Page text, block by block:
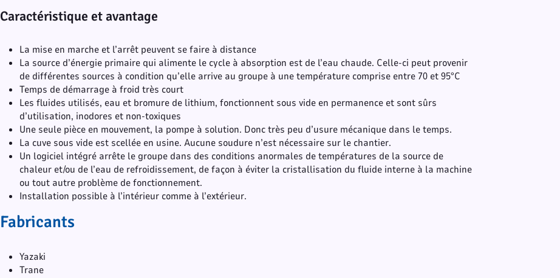
Caractéristique et avantage
La mise en marche et l’arrêt peuvent se faire à distance
La source d’énergie primaire qui alimente le cycle à absorption est de l’eau chaude. Celle-ci peut provenir
de différentes sources à condition qu’elle arrive au groupe à une température comprise entre 70 et 95°C
Temps de démarrage à froid très court
Les fluides utilisés, eau et bromure de lithium, fonctionnent sous vide en permanence et sont sûrs
d’utilisation, inodores et non-toxiques
Une seule pièce en mouvement, la pompe à solution. Donc très peu d’usure mécanique dans le temps.
La cuve sous vide est scellée en usine. Aucune soudure n’est nécessaire sur le chantier.
Un logiciel intégré arrête le groupe dans des conditions anormales de températures de la source de
chaleur et/ou de l’eau de refroidissement, de façon à éviter la cristallisation du fluide interne à la machine
ou tout autre problème de fonctionnement.
Installation possible à l’intérieur comme à l’extérieur.
Fabricants
Yazaki
Trane